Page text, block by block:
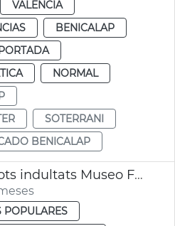
VALENCIA
BENICALAP
NORMAL
SOTERRANI
BENICALAP
Restauración ninots indultats Museo Fallero València
POPULARES